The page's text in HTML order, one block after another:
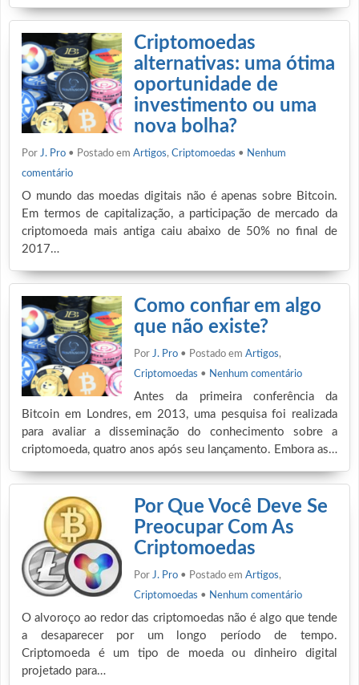
Criptomoedas
alternativas: uma ótima
oportunidade de
investimento ou uma
nova bolha?
Por J. Pro • Postado em Artigos, Criptomoedas • Nenhum
comentário
O mundo das moedas digitais não é apenas sobre Bitcoin.
Em termos de capitalização, a participação de mercado da
criptomoeda mais antiga caiu abaixo de 50% no final de
2017…
Como confiar em algo
que não existe?
Por J. Pro • Postado em Artigos,
Criptomoedas • Nenhum comentário
Antes da primeira conferência da
Bitcoin em Londres, em 2013, uma pesquisa foi realizada
para avaliar a disseminação do conhecimento sobre a
criptomoeda, quatro anos após seu lançamento. Embora as…
Por Que Você Deve Se
Preocupar Com As
Criptomoedas
Por J. Pro • Postado em Artigos,
Criptomoedas • Nenhum comentário
O alvoroço ao redor das criptomoedas não é algo que tende
a desaparecer por um longo período de tempo.
Criptomoeda é um tipo de moeda ou dinheiro digital
projetado para…